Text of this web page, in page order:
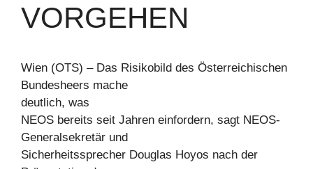
VORGEHEN
Wien (OTS) – Das Risikobild des Österreichischen
Bundesheers mache
deutlich, was
NEOS bereits seit Jahren einfordern, sagt NEOS-
Generalsekretär und
Sicherheitssprecher Douglas Hoyos nach der